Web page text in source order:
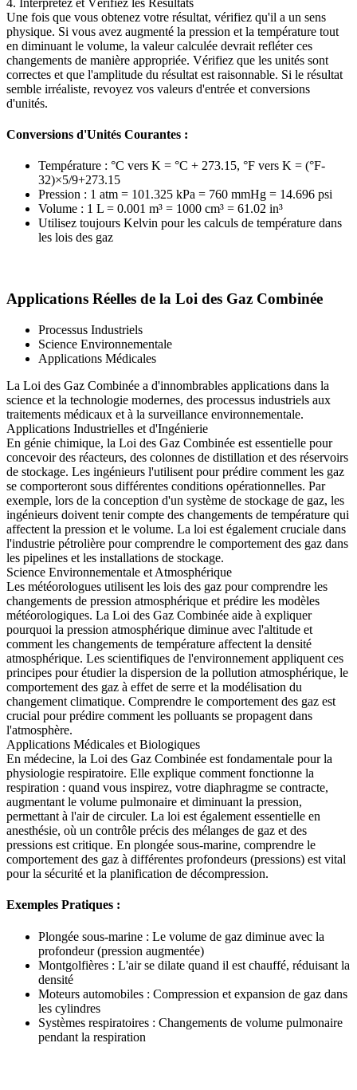
Une fois que vous obtenez votre résultat, vérifiez qu'il a un sens
physique. Si vous avez augmenté la pression et la température tout
en diminuant le volume, la valeur calculée devrait refléter ces
changements de manière appropriée. Vérifiez que les unités sont
correctes et que l'amplitude du résultat est raisonnable. Si le résultat
semble irréaliste, revoyez vos valeurs d'entrée et conversions
d'unités.
Conversions d'Unités Courantes :
Température : °C vers K = °C + 273.15, °F vers K = (°F-
32)×5/9+273.15
Pression : 1 atm = 101.325 kPa = 760 mmHg = 14.696 psi
Volume : 1 L = 0.001 m³ = 1000 cm³ = 61.02 in³
Utilisez toujours Kelvin pour les calculs de température dans
les lois des gaz
Applications Réelles de la Loi des Gaz Combinée
Processus Industriels
Science Environnementale
Applications Médicales
La Loi des Gaz Combinée a d'innombrables applications dans la
science et la technologie modernes, des processus industriels aux
traitements médicaux et à la surveillance environnementale.
Applications Industrielles et d'Ingénierie
En génie chimique, la Loi des Gaz Combinée est essentielle pour
concevoir des réacteurs, des colonnes de distillation et des réservoirs
de stockage. Les ingénieurs l'utilisent pour prédire comment les gaz
se comporteront sous différentes conditions opérationnelles. Par
exemple, lors de la conception d'un système de stockage de gaz, les
ingénieurs doivent tenir compte des changements de température qui
affectent la pression et le volume. La loi est également cruciale dans
l'industrie pétrolière pour comprendre le comportement des gaz dans
les pipelines et les installations de stockage.
Science Environnementale et Atmosphérique
Les météorologues utilisent les lois des gaz pour comprendre les
changements de pression atmosphérique et prédire les modèles
météorologiques. La Loi des Gaz Combinée aide à expliquer
pourquoi la pression atmosphérique diminue avec l'altitude et
comment les changements de température affectent la densité
atmosphérique. Les scientifiques de l'environnement appliquent ces
principes pour étudier la dispersion de la pollution atmosphérique, le
comportement des gaz à effet de serre et la modélisation du
changement climatique. Comprendre le comportement des gaz est
crucial pour prédire comment les polluants se propagent dans
l'atmosphère.
Applications Médicales et Biologiques
En médecine, la Loi des Gaz Combinée est fondamentale pour la
physiologie respiratoire. Elle explique comment fonctionne la
respiration : quand vous inspirez, votre diaphragme se contracte,
augmentant le volume pulmonaire et diminuant la pression,
permettant à l'air de circuler. La loi est également essentielle en
anesthésie, où un contrôle précis des mélanges de gaz et des
pressions est critique. En plongée sous-marine, comprendre le
comportement des gaz à différentes profondeurs (pressions) est vital
pour la sécurité et la planification de décompression.
Exemples Pratiques :
Plongée sous-marine : Le volume de gaz diminue avec la
profondeur (pression augmentée)
Montgolfières : L'air se dilate quand il est chauffé, réduisant la
densité
Moteurs automobiles : Compression et expansion de gaz dans
les cylindres
Systèmes respiratoires : Changements de volume pulmonaire
pendant la respiration